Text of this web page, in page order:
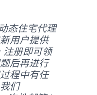
态住宅代理
用户提供
注册即可领
后再进行
程中有任
们